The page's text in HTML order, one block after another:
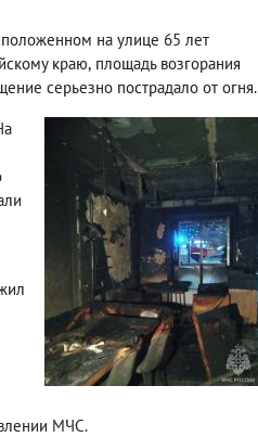
на улице 65 лет
краю, площадь возгорания
серьезно пострадало от огня.
МЧС.